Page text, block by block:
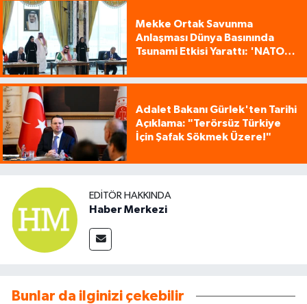
Mekke Ortak Savunma
Anlaşması Dünya Basınında
Tsunami Etkisi Yarattı: 'NATO
Adalet Bakanı Gürlek'ten Tarihi
Açıklama: "Terörsüz Türkiye
İçin Şafak Sökmek Üzere!"
EDITÖR HAKKINDA
Haber Merkezi
Bunlar da ilginizi çekebilir